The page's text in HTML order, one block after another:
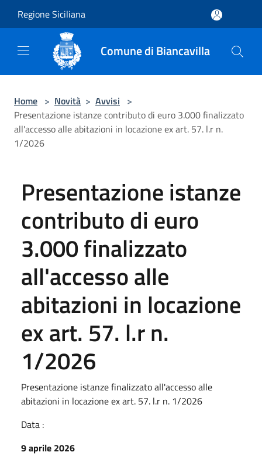
Regione Siciliana
Comune di Biancavilla
Home > Novità > Avvisi >
Presentazione istanze contributo di euro 3.000 finalizzato
all'accesso alle abitazioni in locazione ex art. 57. l.r n.
1/2026
Presentazione istanze
contributo di euro
3.000 finalizzato
all'accesso alle
abitazioni in locazione
ex art. 57. l.r n.
1/2026
Presentazione istanze finalizzato all'accesso alle
abitazioni in locazione ex art. 57. l.r n. 1/2026
Data :
9 aprile 2026